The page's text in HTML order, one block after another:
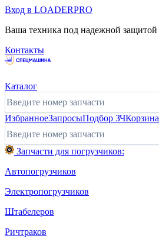
Вход в LOADERPRO
Ваша техника под надежной защитой
Контакты
Каталог
ИзбранноеЗапросыПодбор ЗЧКорзина
Запчасти для погрузчиков:
Автопогрузчиков
Электропогрузчиков
Штабелеров
Ричтраков